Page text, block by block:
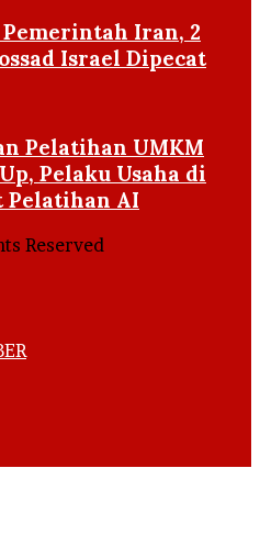
Iran, 2
Israel Dipecat
Pelatihan UMKM
Pelaku Usaha di
Pelatihan AI
Reserved